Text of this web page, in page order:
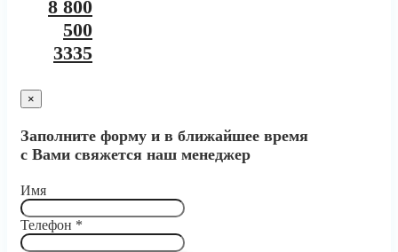
8 800
500
3335
×
Заполните форму и в ближайшее время
с Вами свяжется наш менеджер
Имя
Телефон *